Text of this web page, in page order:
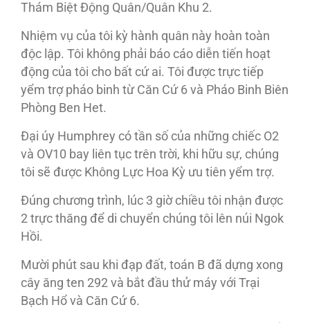
Thám Biệt Động Quân/Quân Khu 2.
Nhiệm vụ của tôi kỳ hành quân này hoàn toàn
độc lập. Tôi không phải báo cáo diễn tiến hoạt
động của tôi cho bất cứ ai. Tôi được trực tiếp
yểm trợ pháo binh từ Căn Cứ 6 và Pháo Binh Biên
Phòng Ben Het.
Đại úy Humphrey có tần số của những chiếc O2
và OV10 bay liên tục trên trời, khi hữu sự, chúng
tôi sẽ được Không Lực Hoa Kỳ ưu tiên yểm trợ.
Đúng chương trình, lúc 3 giờ chiều tôi nhận được
2 trực thăng để di chuyển chúng tôi lên núi Ngok
Hồi.
Mười phút sau khi đạp đất, toán B đã dựng xong
cây ăng ten 292 và bắt đầu thử máy với Trại
Bạch Hổ và Căn Cứ 6.